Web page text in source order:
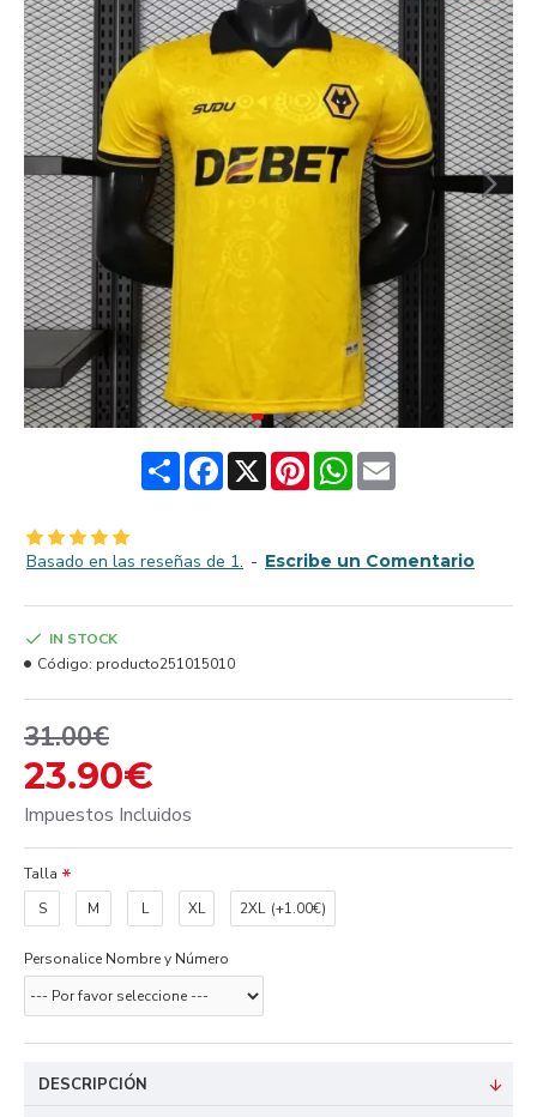
ShareFacebook
X PinterestWhatsApp
Email
Basado en las reseñas de 1. - Escribe un Comentario
23.90€
31.00€
Impuestos Incluidos
IN STOCK
Código: producto251015010
Talla
S
M L XL 2XL (+1.00€)
Personalice Nombre y Número
DESCRIPCIÓN